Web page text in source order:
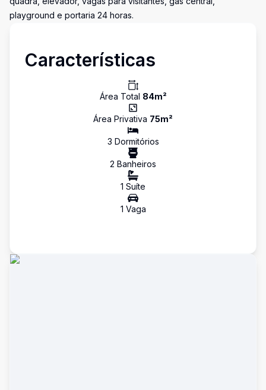
playground e portaria 24 horas.
Características
Área Total 84m²
Área Privativa 75m²
3 Dormitórios
2 Banheiros
1 Suíte
1 Vaga